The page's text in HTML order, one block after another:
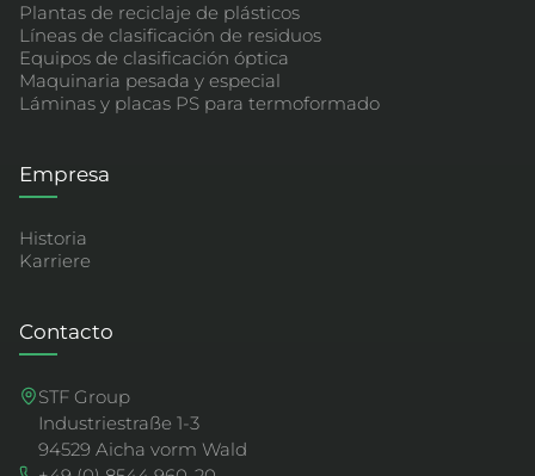
Plantas de reciclaje de plásticos
Líneas de clasificación de residuos
Equipos de clasificación óptica
Maquinaria pesada y especial
Láminas y placas PS para termoformado
Empresa
Historia
Karriere
Contacto
STF Group
Industriestraße 1-3
94529 Aicha vorm Wald